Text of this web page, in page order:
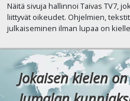
Näitä sivuja hallinnoi Taivas TV7,
liittyvät oikeudet. Ohjelmien,
julkaiseminen ilman lupaa on
Jokaisen kielen